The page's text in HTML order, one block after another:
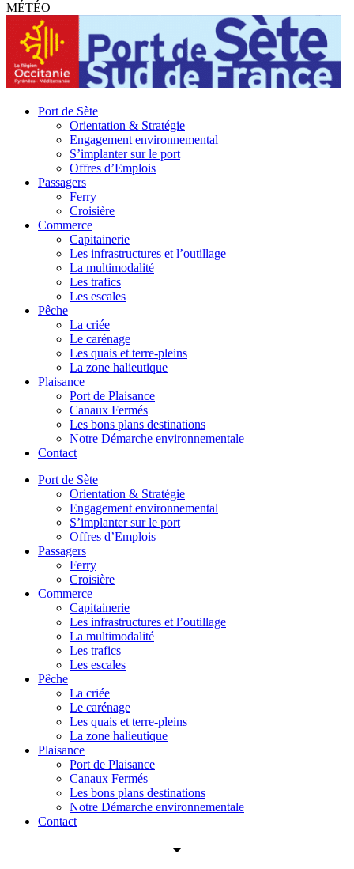
MÉTÉO
Port de Sète
Orientation & Stratégie
Engagement environnemental
S’implanter sur le port
Offres d’Emplois
Passagers
Ferry
Croisière
Commerce
Capitainerie
Les infrastructures et l’outillage
La multimodalité
Les trafics
Les escales
Pêche
La criée
Le carénage
Les quais et terre-pleins
La zone halieutique
Plaisance
Port de Plaisance
Canaux Fermés
Les bons plans destinations
Notre Démarche environnementale
Contact
Port de Sète
Orientation & Stratégie
Engagement environnemental
S’implanter sur le port
Offres d’Emplois
Passagers
Ferry
Croisière
Commerce
Capitainerie
Les infrastructures et l’outillage
La multimodalité
Les trafics
Les escales
Pêche
La criée
Le carénage
Les quais et terre-pleins
La zone halieutique
Plaisance
Port de Plaisance
Canaux Fermés
Les bons plans destinations
Notre Démarche environnementale
Contact